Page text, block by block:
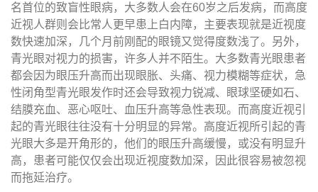
名首位的致盲性眼病，大多数人会在60岁之后发病，而高度
近视人群则会比常人更早患上白内障，主要表现就是近视度
数快速加深，几个月前刚配的眼镜又觉得度数浅了。另外，
青光眼对视力的损害，许多人并不陌生。大多数青光眼患者
都会因为眼压升高而出现眼胀、头痛、视力模糊等症状，急
性闭角型青光眼发作时还会导致视力锐减、眼球坚硬如石、
结膜充血、恶心呕吐、血压升高等急性表现。而高度近视引
起的青光眼往往没有十分明显的异常。高度近视所引起的青
光眼大多是开角形的，他们的眼压升高缓慢，或没有明显升
高，患者可能仅仅会出现近视度数加深，因此很容易被忽视
而拖延治疗。